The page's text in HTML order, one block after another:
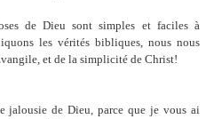
de Dieu sont simples et faciles à
les vérités bibliques, nous nous
et de la simplicité de Christ!
jalousie de Dieu, parce que je vous ai